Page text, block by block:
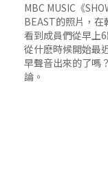
MBC MUSIC《
BEAST的照片，在
看到成員們從早上
從什麽時候開始最
早聲音出來的了嗎
論。